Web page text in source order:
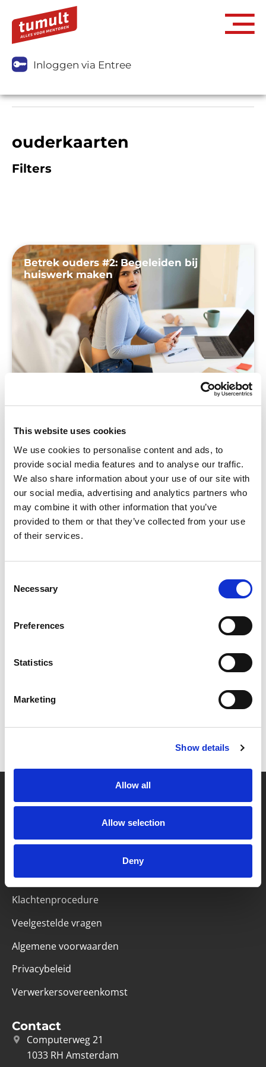
This website uses cookies
We use cookies to personalise content and ads, to
provide social media features and to analyse our traffic.
We also share information about your use of our site with
our social media, advertising and analytics partners who
may combine it with other information that you’ve
provided to them or that they’ve collected from your use
of their services.
Selection
Necessary
Preferences
Statistics
Marketing
Show details
Allow all
Allow selection
Deny
Inloggen via Entree
ouderkaarten
Filters
Betrek ouders #2: Begeleiden bij
huiswerk maken
Ontdek hoe je als ouders effectief kunnen
begeleiden bij het maken van huiswerk met onze
praktische ouderkaart.
Partner van mentoren
Missie & visie
Klachtenprocedure
Veelgestelde vragen
Algemene voorwaarden
Privacybeleid
Verwerkersovereenkomst
Contact
Computerweg 21
1033 RH Amsterdam